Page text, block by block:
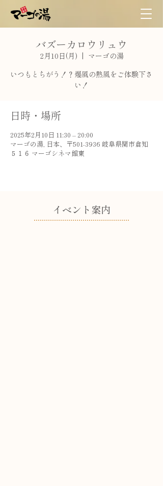
バズーカロウリュウ
2月10日(月)
  |
マーゴの湯
いつもとちがう！？爆風の熱風をご体験下さ
日時・場所
2025年2月10日 11:30 – 20:00
マーゴの湯, 日本、〒501-3936 岐阜県関市倉知
５１６ マーゴシネマ館東
​イベント案内